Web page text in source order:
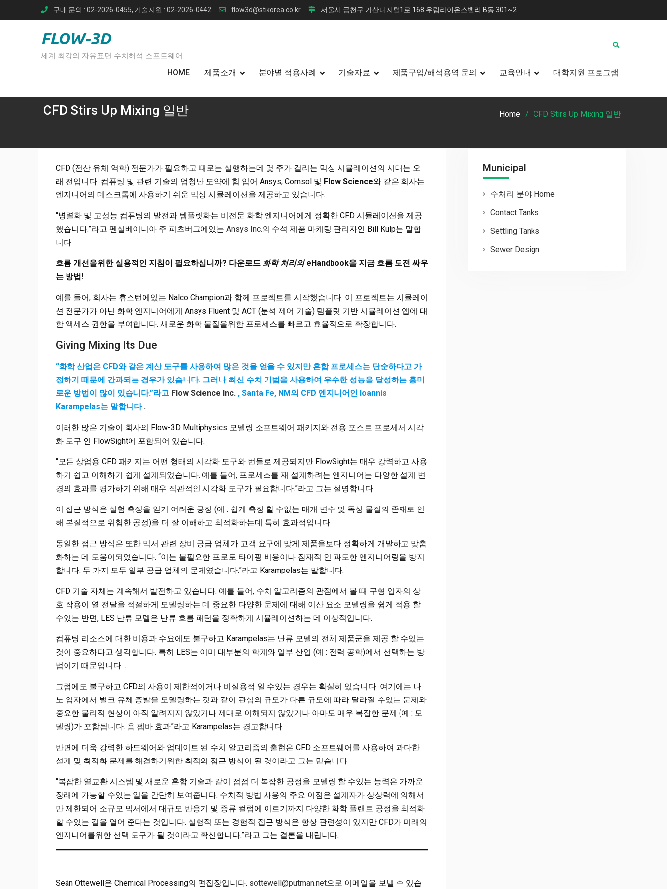
to
구매 문의 : 02-2026-0455, 기술지원 : 02-2026-0442 flow3d@stikorea.co.kr 서울시 금천구 가산디지털1로 168 우림라이온스밸리 B동 301~2
FLOW-3D
세계 최강의 자유표면 수치해석 소프트웨어
HOME 제품소개 분야별 적용사례 기술자료 제품구입/해석용역 문의 교육안내 대학지원 프로그램
CFD Stirs Up Mixing 일반 Home CFD Stirs Up Mixing 일반
CFD (전산 유체 역학) 전문가가 필요하고 때로는 실행하는데 몇 주가 걸리는 믹싱 시뮬레이션의 시대는 오
래 전입니다. 컴퓨팅 및 관련 기술의 엄청난 도약에 힘 입어 Ansys, Comsol 및 Flow Science와 같은 회사는
엔지니어의 데스크톱에 사용하기 쉬운 믹싱 시뮬레이션을 제공하고 있습니다.
“병렬화 및 고성능 컴퓨팅의 발전과 템플릿화는 비전문 화학 엔지니어에게 정확한 CFD 시뮬레이션을 제공
했습니다.”라고 펜실베이니아 주 피츠버그에있는 Ansys Inc.의 수석 제품 마케팅 관리자인 Bill Kulp는 말합
니다 .
흐름 개선을위한 실용적인 지침이 필요하십니까? 다운로드 화학 처리의eHandbook을 지금 흐름 도전 싸우
는 방법!
예를 들어, 회사는 휴스턴에있는 Nalco Champion과 함께 프로젝트를 시작했습니다. 이 프로젝트는 시뮬레이
션 전문가가 아닌 화학 엔지니어에게 Ansys Fluent 및 ACT (분석 제어 기술) 템플릿 기반 시뮬레이션 앱에 대
한 액세스 권한을 부여합니다. 새로운 화학 물질을위한 프로세스를 빠르고 효율적으로 확장합니다.
Giving Mixing Its Due
“화학 산업은 CFD와 같은 계산 도구를 사용하여 많은 것을 얻을 수 있지만 혼합 프로세스는 단순하다고 가
정하기 때문에 간과되는 경우가 있습니다. 그러나 최신 수치 기법을 사용하여 우수한 성능을 달성하는 흥미
로운 방법이 많이 있습니다.”라고 Flow Science Inc. , Santa Fe, NM의 CFD 엔지니어인 Ioannis
Karampelas는 말합니다 .
이러한 많은 기술이 회사의 Flow-3D Multiphysics 모델링 소프트웨어 패키지와 전용 포스트 프로세서 시각
화 도구 인 FlowSight에 포함되어 있습니다.
“모든 상업용 CFD 패키지는 어떤 형태의 시각화 도구와 번들로 제공되지만 FlowSight는 매우 강력하고 사용
하기 쉽고 이해하기 쉽게 설계되었습니다. 예를 들어, 프로세스를 재 설계하려는 엔지니어는 다양한 설계 변
경의 효과를 평가하기 위해 매우 직관적인 시각화 도구가 필요합니다.”라고 그는 설명합니다.
이 접근 방식은 실험 측정을 얻기 어려운 공정 (예 : 쉽게 측정 할 수없는 매개 변수 및 독성 물질의 존재로 인
해 본질적으로 위험한 공정)을 더 잘 이해하고 최적화하는데 특히 효과적입니다.
동일한 접근 방식은 또한 믹서 관련 장비 공급 업체가 고객 요구에 맞게 제품을보다 정확하게 개발하고 맞춤
화하는 데 도움이되었습니다. “이는 불필요한 프로토 타이핑 비용이나 잠재적 인 과도한 엔지니어링을 방지
합니다. 두 가지 모두 일부 공급 업체의 문제였습니다.”라고 Karampelas는 말합니다.
CFD 기술 자체는 계속해서 발전하고 있습니다. 예를 들어, 수치 알고리즘의 관점에서 볼 때 구형 입자의 상
호 작용이 열 전달을 적절하게 모델링하는 데 중요한 다양한 문제에 대해 이산 요소 모델링을 쉽게 적용 할
수있는 반면, LES 난류 모델은 난류 흐름 패턴을 정확하게 시뮬레이션하는 데 이상적입니다.
컴퓨팅 리소스에 대한 비용과 수요에도 불구하고 Karampelas는 난류 모델의 전체 제품군을 제공 할 수있는
것이 중요하다고 생각합니다. 특히 LES는 이미 대부분의 학계와 일부 산업 (예 : 전력 공학)에서 선택하는 방
법이기 때문입니다. .
그럼에도 불구하고 CFD의 사용이 제한적이거나 비실용적 일 수있는 경우는 확실히 있습니다. 여기에는 나
노 입자에서 벌크 유체 증발을 모델링하는 것과 같이 관심의 규모가 다른 규모에 따라 달라질 수있는 문제와
중요한 물리적 현상이 아직 알려지지 않았거나 제대로 이해되지 않았거나 아마도 매우 복잡한 문제 (예 : 모
델링)가 포함됩니다. 음 펨바 효과”라고 Karampelas는 경고합니다.
반면에 더욱 강력한 하드웨어와 업데이트 된 수치 알고리즘의 출현은 CFD 소프트웨어를 사용하여 과다한
설계 및 최적화 문제를 해결하기위한 최적의 접근 방식이 될 것이라고 그는 믿습니다.
“복잡한 열교환 시스템 및 새로운 혼합 기술과 같이 점점 더 복잡한 공정을 모델링 할 수있는 능력은 가까운
장래에 가능할 수있는 일을 간단히 보여줍니다. 수치적 방법 사용의 주요 이점은 설계자가 상상력에 의해서
만 제한되어 소규모 믹서에서 대규모 반응기 및 증류 컬럼에 이르기까지 다양한 화학 플랜트 공정을 최적화
할 수있는 길을 열어 준다는 것입니다. 실험적 또는 경험적 접근 방식은 항상 관련성이 있지만 CFD가 미래의
엔지니어를위한 선택 도구가 될 것이라고 확신합니다.”라고 그는 결론을 내립니다.
Seán Ottewell은 Chemical Processing의 편집장입니다. sottewell@putman.net으로 이메일을 보낼 수 있습
Municipal
수처리 분야 Home
Contact Tanks
Settling Tanks
Sewer Design